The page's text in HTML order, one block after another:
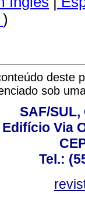
)
deste
sob
SAF/
Edifício Via
Tel.: